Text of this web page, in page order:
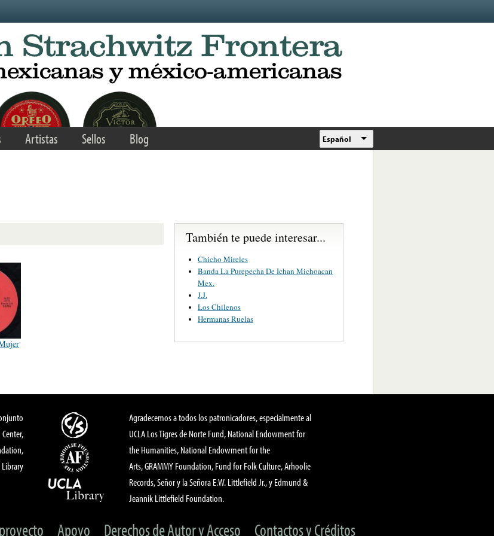
Artistas Sellos Blog Español
También te puede interesar...
Chicho Mireles
Banda La Purepecha De Ichan Michoacan
Mex.
J.J.
Los Chilenos
Hermanas Ruelas
Library
Agradecemos a todos los patronicadores, especialmente al
UCLA Los Tigres de Norte Fund, National Endowment for
the Humanities, National Endowment for the
Arts, GRAMMY Foundation, Fund for Folk Culture, Arhoolie
Records, Señor y la Señora E.W. Littlefield Jr., y Edmund &
Jeannik Littlefield Foundation.
Apoyo Derechos de Autor y Acceso Contactos y Créditos